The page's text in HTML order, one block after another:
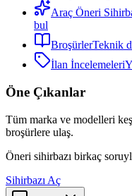
Araç Öneri
bul
BroşürlerTeknik
İlan İncelemeleri
Öne Çıkanlar
Tüm marka ve modelleri
broşürlere ulaş.
Öneri sihirbazı birkaç
Sihirbazı Aç